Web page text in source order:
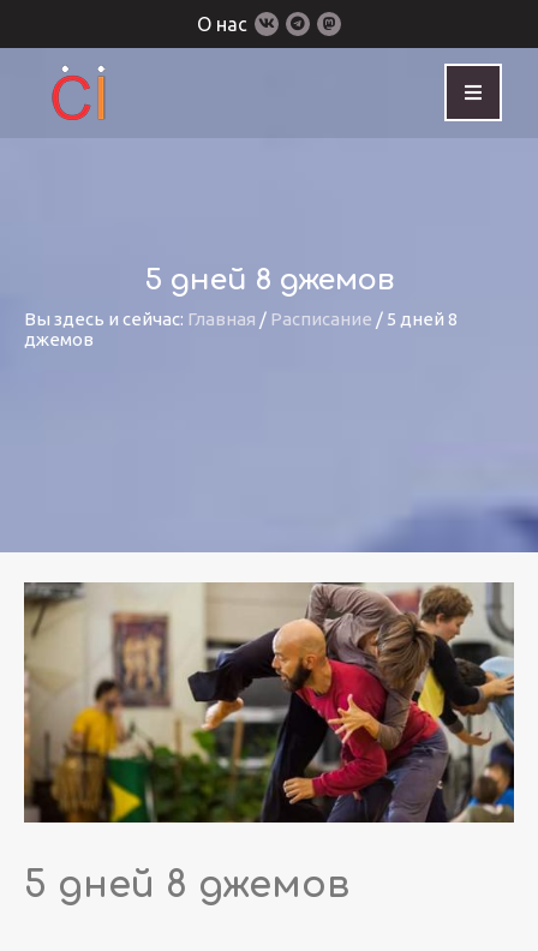
О нас
5 дней 8 джемов
Вы здесь и сейчас: Главная / Расписание / 5 дней 8
джемов
5 дней 8 джемов